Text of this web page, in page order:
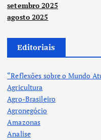
setembro 2025
agosto 2025
Editoriais
“Reflexões sobre o Mundo
Agricultura
Agro-Brasileiro
Agronegócio
Amazonas
Analise